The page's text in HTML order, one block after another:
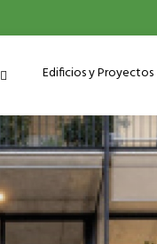
Edificios y Proyectos